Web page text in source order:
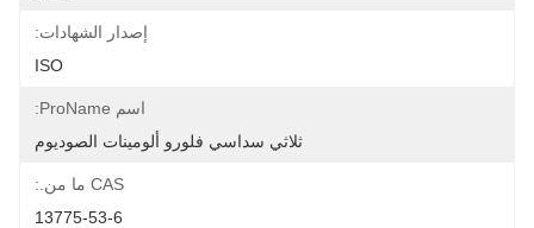
إصدار الشهادات:
ISO
اسم ProName:
ثلاثي سداسي فلورو ألومينات الصوديوم
CAS ما من.:
13775-53-6